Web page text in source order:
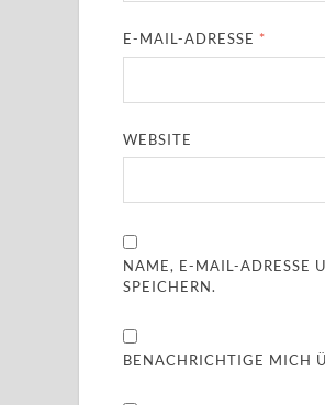
E-MAIL-ADRESSE *
WEBSITE
NAME, E-MAIL-ADRESSE
SPEICHERN.
BENACHRICHTIGE MICH